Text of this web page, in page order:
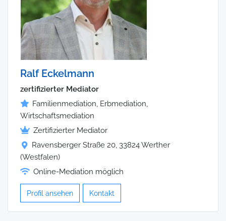
Ralf Eckelmann
zertifizierter Mediator
Familienmediation, Erbmediation,
Wirtschaftsmediation
Zertifizierter Mediator
Ravensberger Straße 20, 33824 Werther
(Westfalen)
Online-Mediation möglich
Profil ansehen Kontakt